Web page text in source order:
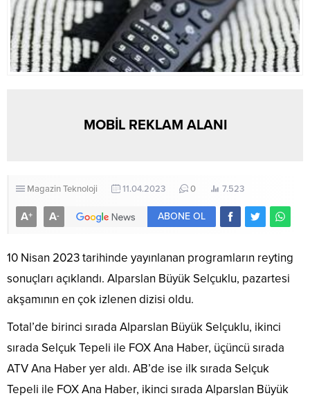
MOBİL REKLAM ALANI
MagazinTeknoloji 11.04.2023 0 7.523
A+ A- ABONE OL
10 Nisan 2023 tarihinde yayınlanan programların reyting
sonuçları açıklandı. Alparslan Büyük Selçuklu, pazartesi
akşamının en çok izlenen dizisi oldu.
Total’de birinci sırada Alparslan Büyük Selçuklu, ikinci
sırada Selçuk Tepeli ile FOX Ana Haber, üçüncü sırada
ATV Ana Haber yer aldı. AB’de ise ilk sırada Selçuk
Tepeli ile FOX Ana Haber, ikinci sırada Alparslan Büyük